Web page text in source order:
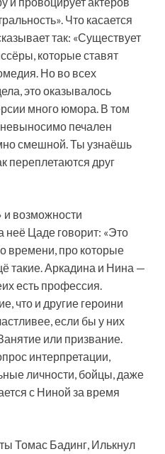
Что касается
так: «Существует
которые ставят
Но во всех
это оказывалось
много юмора. В том
невыносимо печален
смешной. Ты узнаёшь
переплетаются друг
и возможности
неё Цаде говорит: «Это
времени, про которые
такие. Аркадина и Нина —
есть профессия.
что и другие героини
если бы у них
или призвание.
интерпретации,
личности, бойцы, даже
с Ниной за время
Томас Бадинг, Илькнул